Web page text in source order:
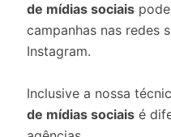
de mídias sociais
campanhas nas redes
Instagram.
Inclusive a nossa
de mídias sociais é